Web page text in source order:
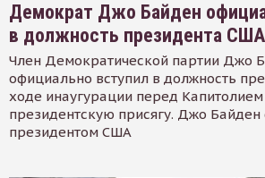
Демократ Джо Байден
в должность президента США
Член Демократической партии Джо
официально вступил в должность
ходе инаугурации перед
президентскую присягу. Джо Байден
президентом США